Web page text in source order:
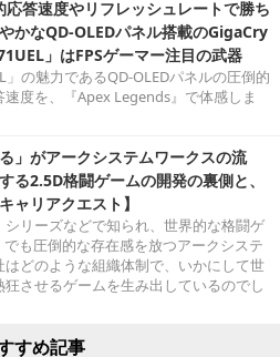
答速度やリフレッシュレートで勝ち
かなQD-OLEDパネル搭載のGigaCry
」はFPSゲーマー注目の武器
」の魅力であるQD-OLEDパネルの圧倒的
度を、『Apex Legends』で体感しま
」がアークシステムワークスの流
る2.5D格闘ゲームの開発の裏側と、
ャリアクエスト】
シリーズなどで知られ、世界的な格闘ゲ
でも圧倒的な存在感を放つアークシステ
はどのような組織体制で、いかにして世
させるゲームを生み出しているのでし
すめ記事